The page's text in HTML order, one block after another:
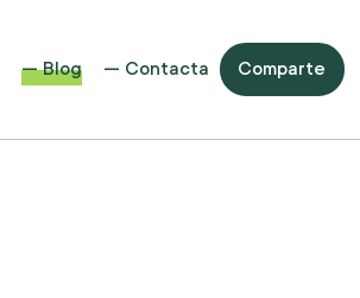
Blog Contacta Comparte